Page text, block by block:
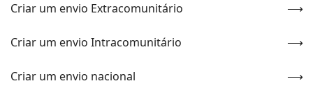
Criar um envio Extracomunitário
Criar um envio Intracomunitário
Criar um envio nacional